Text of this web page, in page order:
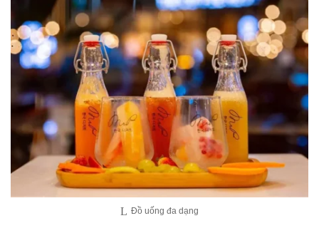
Đồ uống đa dạng